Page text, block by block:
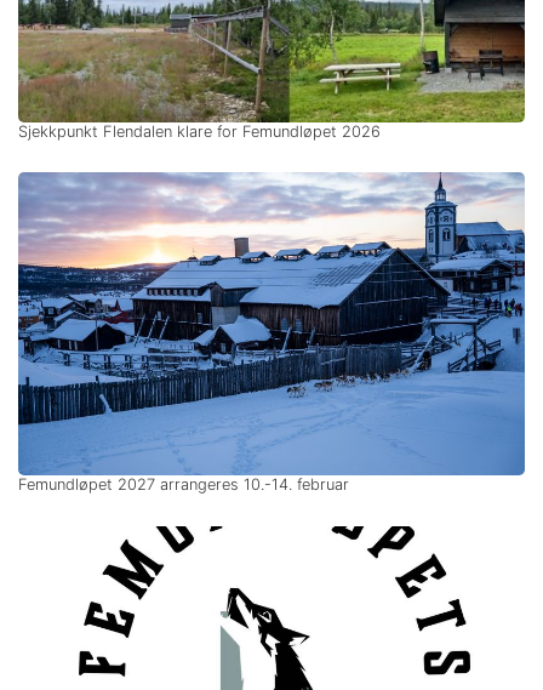
Sjekkpunkt Flendalen klare for Femundløpet 2026
Femundløpet 2027 arrangeres 10.-14. februar